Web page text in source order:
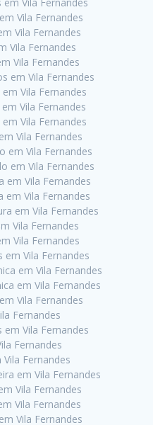
Vila Fernandes
Vila Fernandes
Vila Fernandes
Vila Fernandes
Vila Fernandes
em Vila Fernandes
Vila Fernandes
Vila Fernandes
Vila Fernandes
Vila Fernandes
em Vila Fernandes
em Vila Fernandes
em Vila Fernandes
em Vila Fernandes
em Vila Fernandes
Vila Fernandes
Vila Fernandes
em Vila Fernandes
em Vila Fernandes
em Vila Fernandes
Vila Fernandes
Fernandes
em Vila Fernandes
Fernandes
Fernandes
em Vila Fernandes
Vila Fernandes
Vila Fernandes
Vila Fernandes